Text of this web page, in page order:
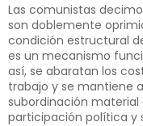
Las comunistas
son doble­mente
condición estructural
es un mecanismo
así, se abaratan los
trabajo y se mantiene
subordinación
participación política y